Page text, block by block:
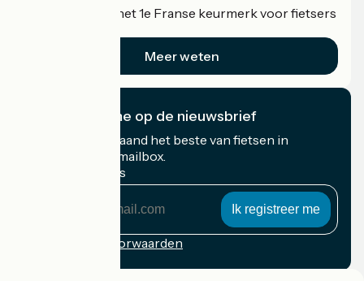
Accueil Vélo is het 1e Franse keurmerk voor fietsers
Meer weten
Ik abonneer me op de nieuwsbrief
Ontvang elke maand het beste van fietsen in
Frankrijk in uw mailbox.
Mijn e-mailadres
Inschrijvingsvoorwaarden